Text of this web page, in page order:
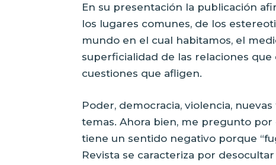
En su presentación la publicación
los lugares comunes, de los
mundo en el cual habitamos, el
superficialidad de las relaciones
cuestiones que afligen.
Poder, democracia, violencia,
temas. Ahora bien, me pregunto
tiene un sentido negativo porque
Revista se caracteriza por